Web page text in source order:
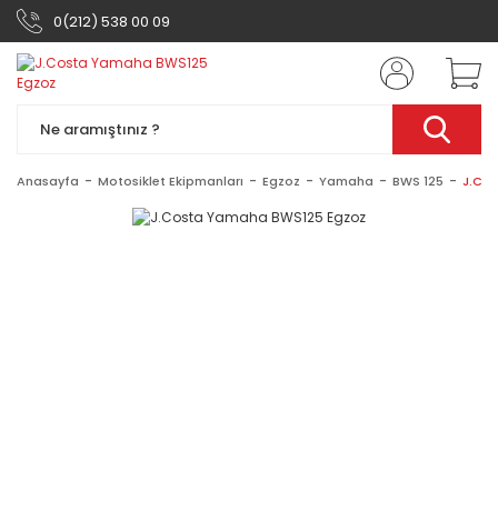
0(212) 538 00 09
Anasayfa Motosiklet Ekipmanları Egzoz Yamaha BWS 125